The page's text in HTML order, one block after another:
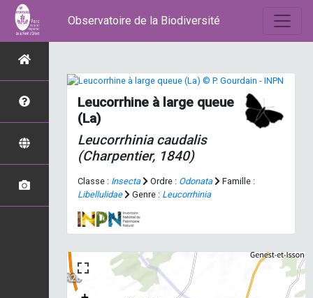
Observatoire de la Biodiversité
Leucorrhine à large queue
(La)
Leucorrhinia caudalis
(Charpentier, 1840)
Classe : Insecta Ordre : Odonata
Famille :
Libellulidae
Genre : Leucorrhinia